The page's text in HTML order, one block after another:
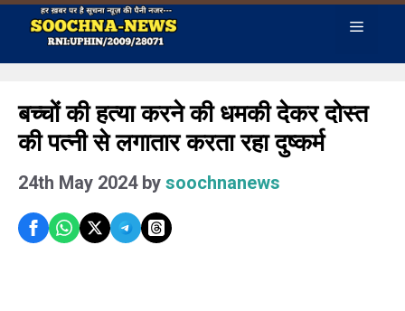
Skip
content
Menu
बच्चों की हत्या करने की धमकी देकर दोस्त
की पत्नी से लगातार करता रहा दुष्कर्म
24th May 2024 by soochnanews